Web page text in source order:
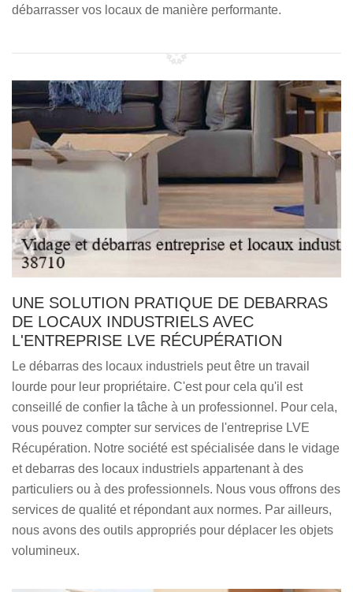
débarrasser vos locaux de manière performante.
UNE SOLUTION PRATIQUE DE DEBARRAS
DE LOCAUX INDUSTRIELS AVEC
L'ENTREPRISE LVE RÉCUPÉRATION
Le débarras des locaux industriels peut être un travail
lourde pour leur propriétaire. C'est pour cela qu'il est
conseillé de confier la tâche à un professionnel. Pour cela,
vous pouvez compter sur services de l'entreprise LVE
Récupération. Notre société est spécialisée dans le vidage
et debarras des locaux industriels appartenant à des
particuliers ou à des professionnels. Nous vous offrons des
services de qualité et répondant aux normes. Par ailleurs,
nous avons des outils appropriés pour déplacer les objets
volumineux.